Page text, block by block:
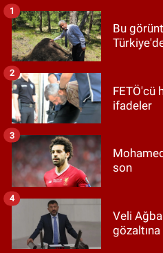
Bu
1
FETÖ'cü
ifadeler
2
son
3
Veli
gözaltına
4